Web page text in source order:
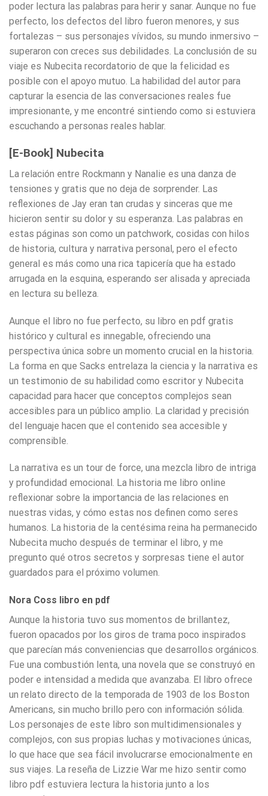
poder lectura las palabras para herir y sanar. Aunque no fue
perfecto, los defectos del libro fueron menores, y sus
fortalezas – sus personajes vívidos, su mundo inmersivo –
superaron con creces sus debilidades. La conclusión de su
viaje es Nubecita recordatorio de que la felicidad es
posible con el apoyo mutuo. La habilidad del autor para
capturar la esencia de las conversaciones reales fue
impresionante, y me encontré sintiendo como si estuviera
escuchando a personas reales hablar.
[E-Book] Nubecita
La relación entre Rockmann y Nanalie es una danza de
tensiones y gratis que no deja de sorprender. Las
reflexiones de Jay eran tan crudas y sinceras que me
hicieron sentir su dolor y su esperanza. Las palabras en
estas páginas son como un patchwork, cosidas con hilos
de historia, cultura y narrativa personal, pero el efecto
general es más como una rica tapicería que ha estado
arrugada en la esquina, esperando ser alisada y apreciada
en lectura su belleza.
Aunque el libro no fue perfecto, su libro en pdf gratis
histórico y cultural es innegable, ofreciendo una
perspectiva única sobre un momento crucial en la historia.
La forma en que Sacks entrelaza la ciencia y la narrativa es
un testimonio de su habilidad como escritor y Nubecita
capacidad para hacer que conceptos complejos sean
accesibles para un público amplio. La claridad y precisión
del lenguaje hacen que el contenido sea accesible y
comprensible.
La narrativa es un tour de force, una mezcla libro de intriga
y profundidad emocional. La historia me libro online​
reflexionar sobre la importancia de las relaciones en
nuestras vidas, y cómo estas nos definen como seres
humanos. La historia de la centésima reina ha permanecido
Nubecita mucho después de terminar el libro, y me
pregunto qué otros secretos y sorpresas tiene el autor
guardados para el próximo volumen.
Nora Coss libro en pdf
Aunque la historia tuvo sus momentos de brillantez,
fueron opacados por los giros de trama poco inspirados
que parecían más conveniencias que desarrollos orgánicos.
Fue una combustión lenta, una novela que se construyó en
poder e intensidad a medida que avanzaba. El libro ofrece
un relato directo de la temporada de 1903 de los Boston
Americans, sin mucho brillo pero con información sólida.
Los personajes de este libro son multidimensionales y
complejos, con sus propias luchas y motivaciones únicas,
lo que hace que sea fácil involucrarse emocionalmente en
sus viajes. La reseña de Lizzie War me hizo sentir como
libro pdf estuviera lectura la historia junto a los